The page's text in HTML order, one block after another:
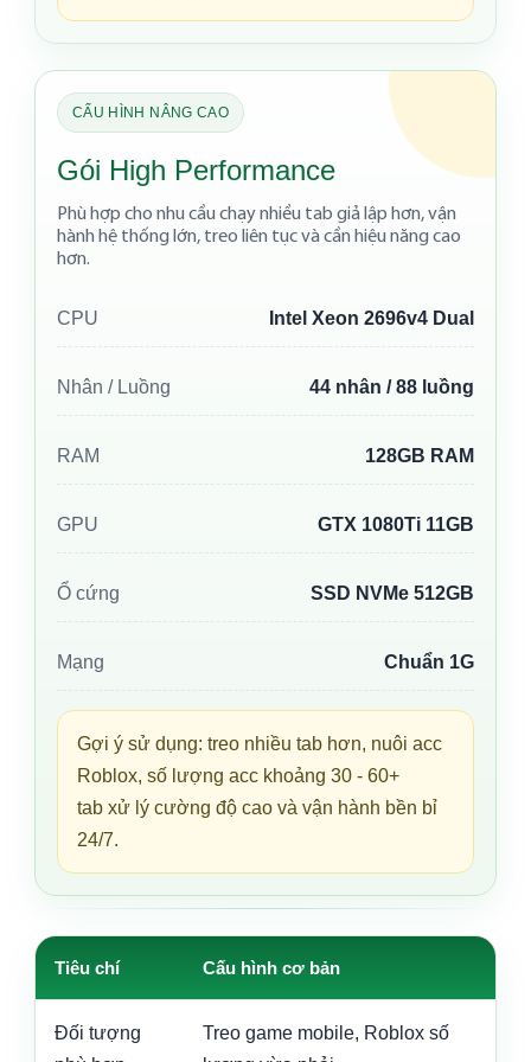
CẤU HÌNH NÂNG CAO
Gói High Performance
Phù hợp cho nhu cầu chạy nhiều tab giả lập hơn, vận
hành hệ thống lớn, treo liên tục và cần hiệu năng cao
hơn.
CPU Intel Xeon 2696v4 Dual
Nhân / Luồng 44 nhân / 88 luồng
RAM 128GB RAM
GPU GTX 1080Ti 11GB
Ổ cứng SSD NVMe 512GB
Mạng Chuẩn 1G
Gợi ý sử dụng: treo nhiều tab hơn, nuôi acc
Roblox, số lượng acc khoảng 30 - 60+
tab xử lý cường độ cao và vận hành bền bỉ
24/7.
Tiêu chí Cấu hình cơ bản
Đối tượng
Treo game mobile, Roblox số